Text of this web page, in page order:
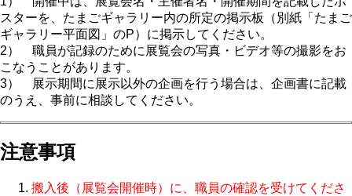
スターを、たまごギャラリー内の所定の掲示板（別紙「たまご
ギャラリー平面図」のP）に掲示してください。
2） 職員が記録のために展覧会の写真・ビデオ等の撮影をお
こなうことがあります。
3） 展示期間に展示以外の企画を行う場合は、企画書に記載
のうえ、事前に相談してください。
注意事項
搬入後（展覧会開催時）に、職員の確認を受けてくださ